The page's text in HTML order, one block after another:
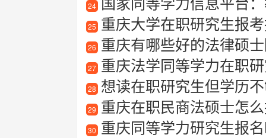
24
25 重庆大学在职研究生报考
26 重庆有哪些好的法律硕
27 重庆法学同等学力在职
28 想读在职研究生但学历不
29 重庆在职民商法硕士怎
30 重庆同等学力研究生报